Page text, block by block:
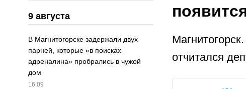
9 августа
В Магнитогорске задержали двух
парней, которые «в поисках
адреналина» пробрались в чужой
дом
16:09
отчитался